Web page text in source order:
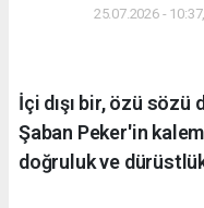
25.07.2026 -
İçi dışı bir, özü
Şaban Peker'in
doğruluk ve